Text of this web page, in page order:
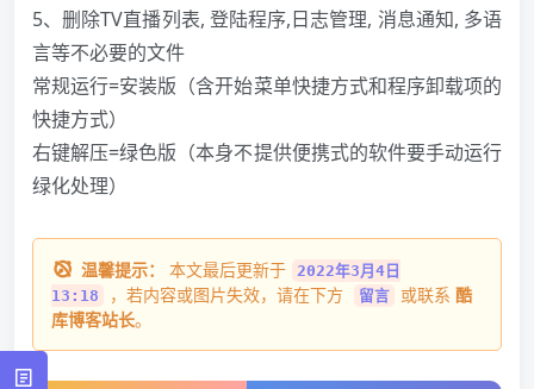
5、删除TV直播列表, 登陆程序,日志管理, 消息通知, 多语
言等不必要的文件
常规运行=安装版（含开始菜单快捷方式和程序卸载项的
快捷方式）
右键解压=绿色版（本身不提供便携式的软件要手动运行
绿化处理）
温馨提示： 本文最后更新于
2022年3月4日
13:18
，若内容或图片失效，请在下方 留言 或联系 酷
库博客站长。